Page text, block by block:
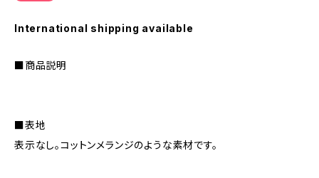
International shipping available
■商品説明
■表地
表示なし。コットンメランジのような素材です。